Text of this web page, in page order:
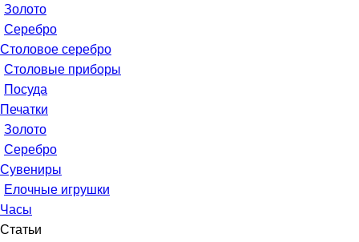
Золото
Серебро
Столовое серебро
Столовые приборы
Посуда
Печатки
Золото
Серебро
Сувениры
Елочные игрушки
Часы
Статьи